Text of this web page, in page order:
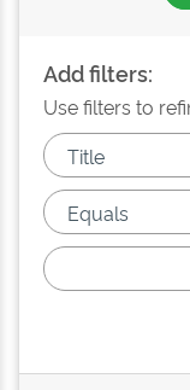
Add filters:
Use filters to